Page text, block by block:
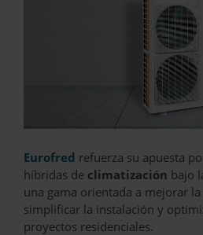
Eurofred refuerza su apuesta
híbridas de climatización bajo
una gama orientada a mejorar
simplificar la instalación y
proyectos residenciales.